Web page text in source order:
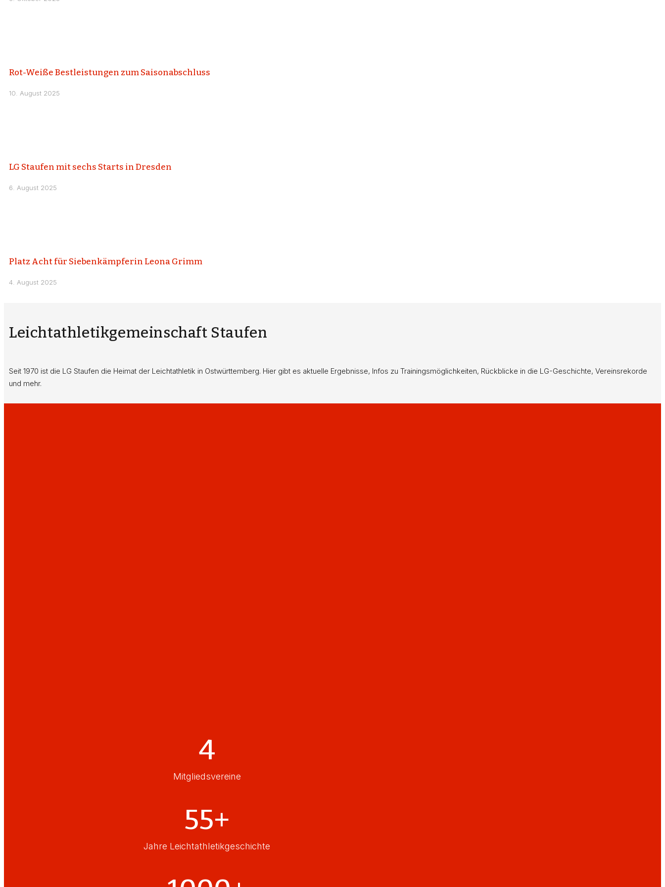
Rot-Weiße Bestleistungen zum Saisonabschluss
10. August 2025
LG Staufen mit sechs Starts in Dresden
6. August 2025
Platz Acht für Siebenkämpferin Leona Grimm
4. August 2025
Leichtathletikgemeinschaft Staufen
Seit 1970 ist die LG Staufen die Heimat der Leichtathletik in Ostwürttemberg. Hier gibt es aktuelle Ergebnisse, Infos zu Trainingsmöglichkeiten, Rückblicke in die LG-Geschichte, Vereinsrekorde
und mehr.
4
Mitgliedsvereine
55+
Jahre Leichtathletikgeschichte